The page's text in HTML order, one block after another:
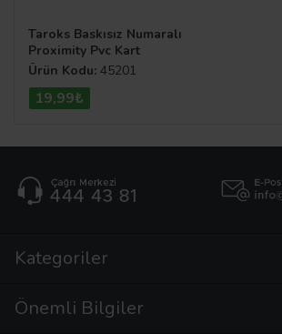
Taroks Baskısız Numaralı
Proximity Pvc Kart
Ürün Kodu: 45201
19,99₺
Kategoriler
Önemli Bilgiler